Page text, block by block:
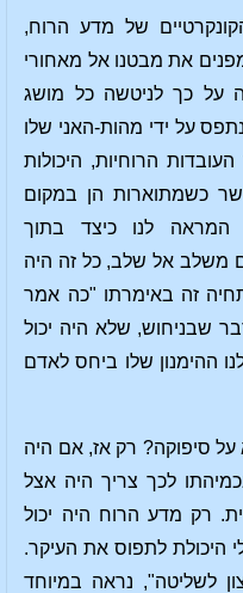
של מדע הרוח,
את מבטנו אל מאחורי
על כך לניטשה כל מושג
על ידי מהות-האני שלו
הרוחיות, היכולות
כשמתוארות הן במקום
המראה לנו כיצד בתוך
משלב אל שלב, כל זה היה
זה באימרתו "כה אמר
שבניחוש, שלא היה יכול
ההימנון שלו ביחס לאדם
סיפוקה? רק אז, אם היה
לכך צריך היה אצל
רק מדע הרוח היה יכול
היכולת לתפוס את העיקר.
לשליטה", נראה במיוחד